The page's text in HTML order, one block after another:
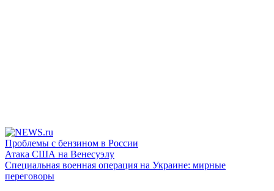
Проблемы с бензином в России
Атака США на Венесуэлу
Специальная военная операция на Украине: мирные
переговоры